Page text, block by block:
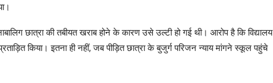
छात्रा की तबीयत खराब होने के कारण उसे उल्टी हो गई थी। आरोप है कि विद्यालय
किया। इतना ही नहीं, जब पीड़ित छात्रा के बुजुर्ग परिजन न्याय मांगने स्कूल पहुंचे